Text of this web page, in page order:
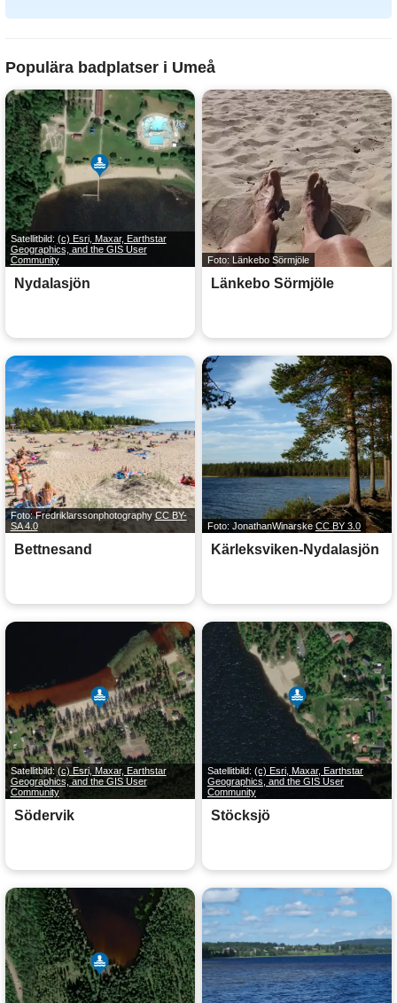
Populära badplatser i Umeå
Satellitbild: (c) Esri, Maxar, Earthstar
Geographics, and the GIS User
Community
Nydalasjön
Foto: Länkebo Sörmjöle
Länkebo Sörmjöle
Foto: Fredriklarssonphotography CC BY-
SA 4.0
Bettnesand
Foto: JonathanWinarskeCC BY 3.0
Kärleksviken-Nydalasjön
Satellitbild:(c) Esri, Maxar, Earthstar
Geographics, and the GIS User
Community
Södervik
Satellitbild: (c) Esri, Maxar, Earthstar
Geographics, and the GIS User
Community
Stöcksjö